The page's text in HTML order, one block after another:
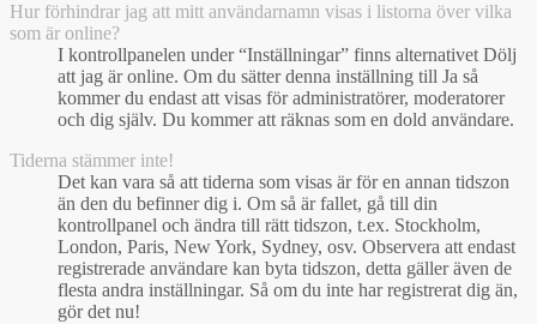
Hur förhindrar jag att mitt användarnamn visas i listorna över vilka
som är online?
I kontrollpanelen under “Inställningar” finns alternativet Dölj
att jag är online. Om du sätter denna inställning till Ja så
kommer du endast att visas för administratörer, moderatorer
och dig själv. Du kommer att räknas som en dold användare.
Tiderna stämmer inte!
Det kan vara så att tiderna som visas är för en annan tidszon
än den du befinner dig i. Om så är fallet, gå till din
kontrollpanel och ändra till rätt tidszon, t.ex. Stockholm,
London, Paris, New York, Sydney, osv. Observera att endast
registrerade användare kan byta tidszon, detta gäller även de
flesta andra inställningar. Så om du inte har registrerat dig än,
gör det nu!